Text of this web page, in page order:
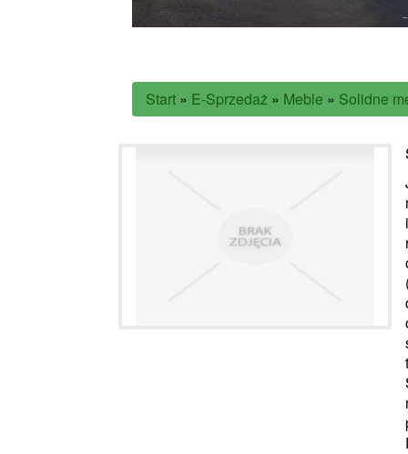
Start » E-Sprzedaż » Meble » Solidne